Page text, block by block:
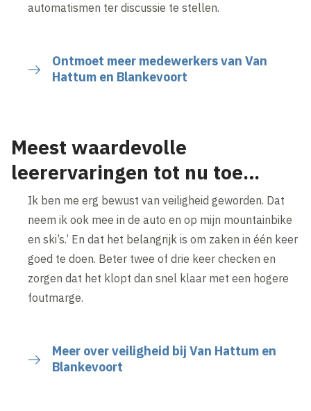
automatismen ter discussie te stellen.
Ontmoet meer medewerkers van Van
Hattum en Blankevoort
Meest waardevolle
leerervaringen tot nu toe…
Ik ben me erg bewust van veiligheid geworden. Dat
neem ik ook mee in de auto en op mijn mountainbike
en ski’s.’ En dat het belangrijk is om zaken in één keer
goed te doen. Beter twee of drie keer checken en
zorgen dat het klopt dan snel klaar met een hogere
foutmarge.
Meer over veiligheid bij Van Hattum en
Blankevoort